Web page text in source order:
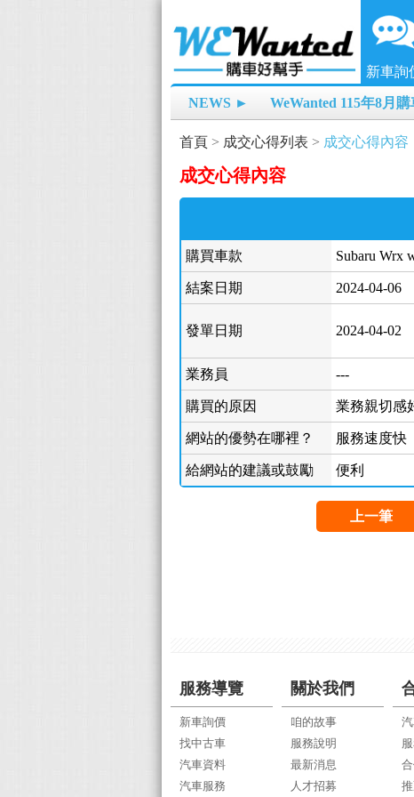
新車詢
NEWS ► WeWanted 115年8月
首頁 > 成交心得列表 > 成交心得內容
成交心得內容
購買車款 Subaru Wrx
結案日期 2024-04-06
發單日期 2024-04-02
業務員 ---
購買的原因 業務親切感
網站的優勢在哪裡？ 服務速度快
給網站的建議或鼓勵 便利
上一筆
服務導覽
新車詢價
找中古車
汽車資料
汽車服務
關於我們
咱的故事
服務說明
最新消息
人才招募